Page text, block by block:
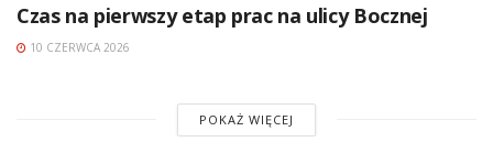
Czas na pierwszy etap prac na ulicy Bocznej
10 CZERWCA 2026
POKAŻ WIĘCEJ